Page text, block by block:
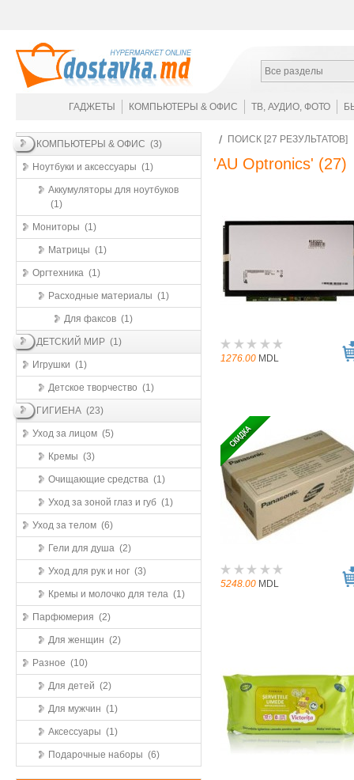
Все разделы
ГАДЖЕТЫ КОМПЬЮТЕРЫ & ОФИС ТВ, АУДИО, ФОТО
КОМПЬЮТЕРЫ & ОФИС (3)
Ноутбуки и аксессуары (1)
Аккумуляторы для ноутбуков
(1)
Мониторы (1)
Матрицы (1)
Оргтехника (1)
Расходные материалы (1)
Для факсов (1)
ДЕТСКИЙ МИР (1)
Игрушки (1)
Детское творчество (1)
ГИГИЕНА (23)
Уход за лицом (5)
Кремы (3)
Очищающие средства (1)
Уход за зоной глаз и губ (1)
Уход за телом (6)
Гели для душа (2)
Уход для рук и ног (3)
Кремы и молочко для тела (1)
Парфюмерия (2)
Для женщин (2)
Разное (10)
Для детей (2)
Для мужчин (1)
Aксессуары (1)
Подарочные наборы (6)
ПОИСК [27 РЕЗУЛЬТАТОВ]
'AU Optronics' (27)
1276.00 MDL
5248.00 MDL